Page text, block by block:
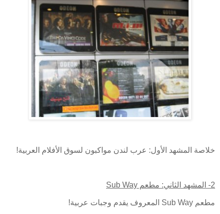
خلاصة المشهد الأول: عرب لندن مواكبون لسوق الأفلام العربية!
2- المشهد الثاني: مطعم Sub Way
مطعم Sub Way المعروف يقدم وجبات عربية!